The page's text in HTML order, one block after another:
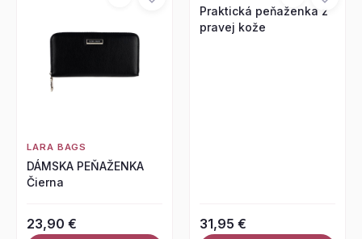
LARA BAGS
DÁMSKA PEŇAŽENKA
Čierna
23,90 €
Praktická peňaženka z
pravej kože
31,95 €